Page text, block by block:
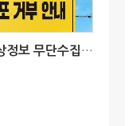
[공지] 사진 및 영상정보 무단수집 및 배포 거부